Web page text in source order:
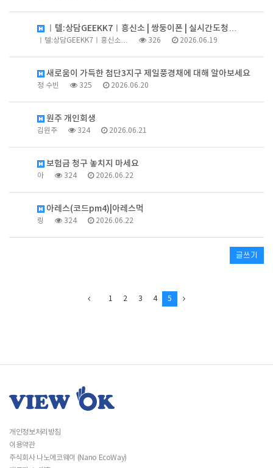
ㅣ텔:상담GEEKK7ㅣ흥신소 | 쌍둥이폰 | 실시간도청…
ㅣ텔:상담GEEKK7ㅣ흥신소… 326 2026.06.19
새로움이 가득한 첨단3지구 제일풍경채에 대해 알아보세요
정 수빈 325 2026.06.20
원주 개인회생
김원주 324 2026.06.21
보험금 청구 놓치지 마세요
아 324 2026.06.22
아레스(코드pm4)|아레스먹
링 324 2026.06.22
글쓰기
1 2 3 4 5
개인정보처리방침
이용약관
주식회사 나노에코웨이 (Nano EcoWay)